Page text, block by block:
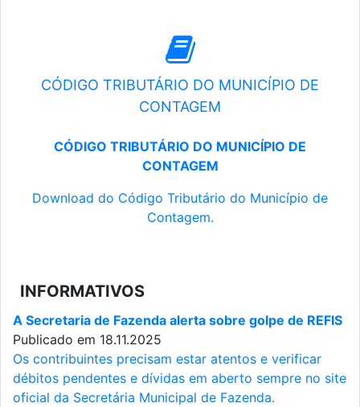
CÓDIGO TRIBUTÁRIO DO MUNICÍPIO DE
CONTAGEM
CÓDIGO TRIBUTÁRIO DO MUNICÍPIO DE
CONTAGEM
Download do Código Tributário do Município de
Contagem.
INFORMATIVOS
A Secretaria de Fazenda alerta sobre golpe de REFIS
Publicado em 18.11.2025
Os contribuintes precisam estar atentos e verificar
débitos pendentes e dívidas em aberto sempre no site
oficial da Secretária Municipal de Fazenda.